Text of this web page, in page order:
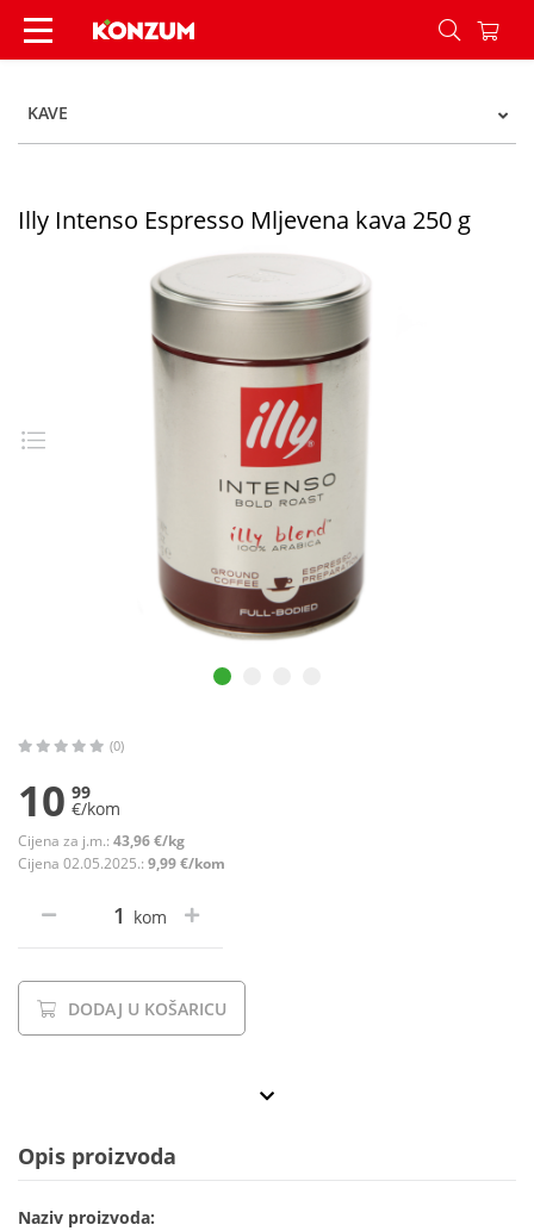
Illy Intenso Espresso Mljevena kava 250 g -
KAVE
Illy Intenso Espresso Mljevena kava 250 g
(0)
10 99
€/kom
Cijena za j.m.: 43,96 €/kg
Cijena 02.05.2025.: 9,99 €/kom
kom
DODAJ U KOŠARICU
Opis proizvoda
Naziv proizvoda: